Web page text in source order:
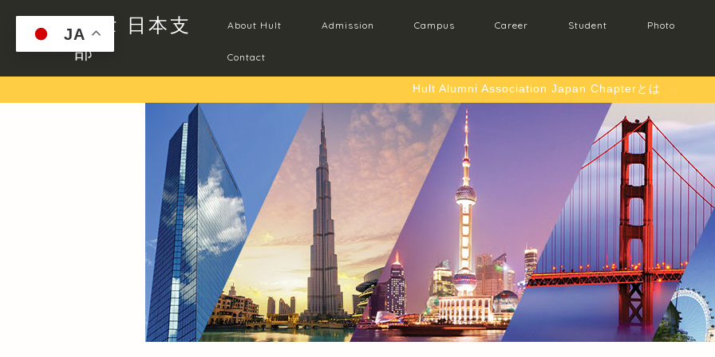
Hult 日本支
部
About Hult Admission Campus Career Student Photo
Contact
Hult Alumni Association Japan Chapterとは
JA